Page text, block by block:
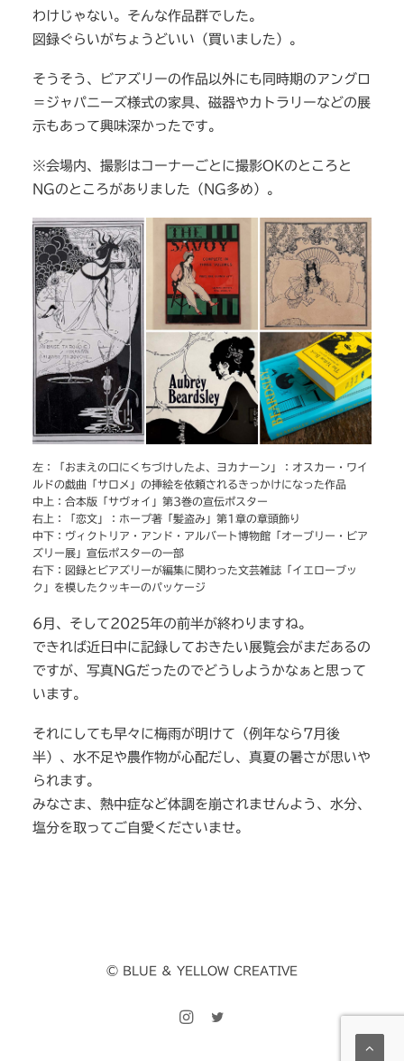
わけじゃない。そんな作品群でした。
図録ぐらいがちょうどいい（買いました）。
そうそう、ビアズリーの作品以外にも同時期のアングロ
＝ジャパニーズ様式の家具、磁器やカトラリーなどの展
示もあって興味深かったです。
※会場内、撮影はコーナーごとに撮影OKのところと
NGのところがありました（NG多め）。
左：「おまえの口にくちづけしたよ、ヨカナーン」：オスカー・ワイ
ルドの戯曲「サロメ」の挿絵を依頼されるきっかけになった作品
中上：合本版「サヴォイ」第3巻の宣伝ポスター
右上：「恋文」：ホープ著「髪盗み」第1章の章頭飾り
中下：ヴィクトリア・アンド・アルバート博物館「オーブリー・ビア
ズリー展」宣伝ポスターの一部
右下：図録とビアズリーが編集に関わった文芸雑誌「イエローブッ
ク」を模したクッキーのパッケージ
6月、そして2025年の前半が終わりますね。
できれば近日中に記録しておきたい展覧会がまだあるの
ですが、写真NGだったのでどうしようかなぁと思って
います。
それにしても早々に梅雨が明けて（例年なら7月後
半）、水不足や農作物が心配だし、真夏の暑さが思いや
られます。
みなさま、熱中症など体調を崩されませんよう、水分、
塩分を取ってご自愛くださいませ。
© BLUE & YELLOW CREATIVE